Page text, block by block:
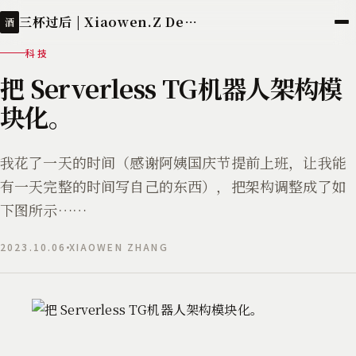
酒 三杯过后 | Xiaowen.Z Deployed
科技
把 Serverless TG机器人架构模
块化。
我花了一天的时间（感谢阿姨国庆节提前上班，让我能
有一天完整的时间写自己的东西），把架构调整成了如
下图所示……
2023.10.06 XIAOWEN ZHANG